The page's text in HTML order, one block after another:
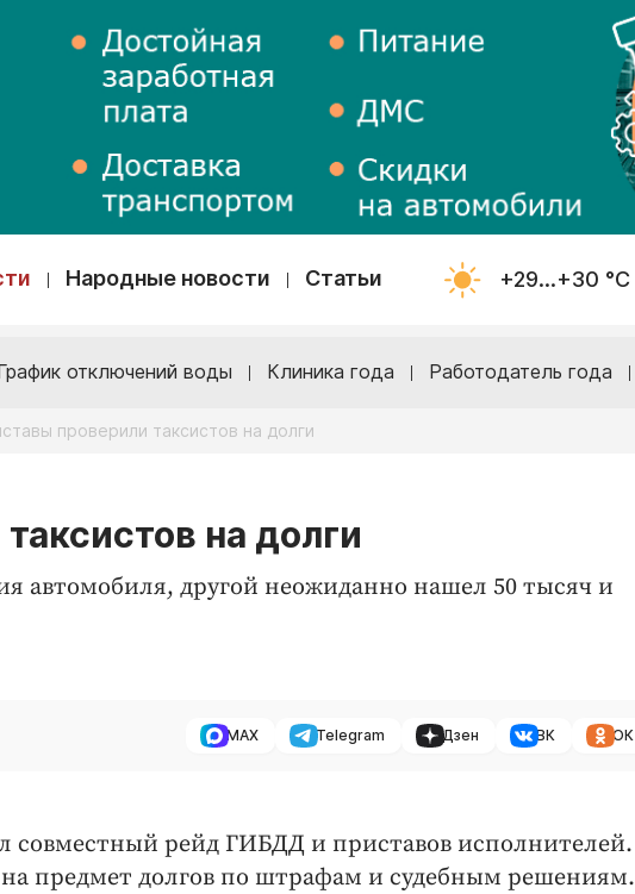
Народные новости Статьи +29...+30 °С
отключений воды Клиника года Работодатель года
проверили таксистов на долги
на долги
автомобиля, другой неожиданно нашел 50 тысяч и
MAX Telegram Дзен ВК ОК
совместный рейд ГИБДД и приставов исполнителей.
предмет долгов по штрафам и судебным решениям.